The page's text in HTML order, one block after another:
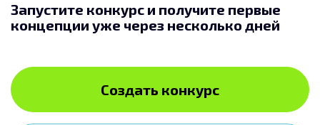
Запустите конкурс и получите первые
концепции уже через несколько дней
Создать конкурс